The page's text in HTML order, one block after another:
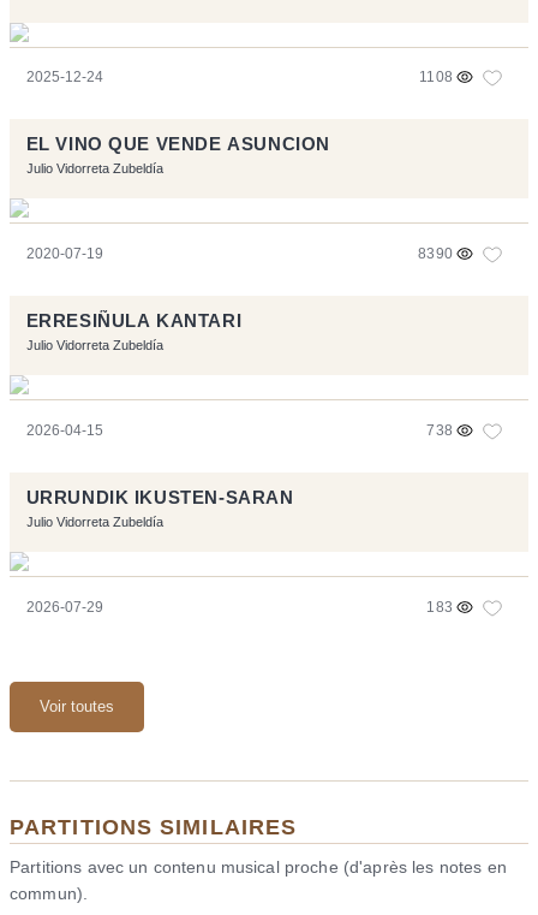
2025-12-24 1108
EL VINO QUE VENDE ASUNCION
Julio Vidorreta Zubeldía
2020-07-19 8390
ERRESIÑULA KANTARI
Julio Vidorreta Zubeldía
2026-04-15 738
URRUNDIK IKUSTEN-SARAN
Julio Vidorreta Zubeldía
2026-07-29 183
Voir toutes
PARTITIONS SIMILAIRES
Partitions avec un contenu musical proche (d'après les notes en
commun).